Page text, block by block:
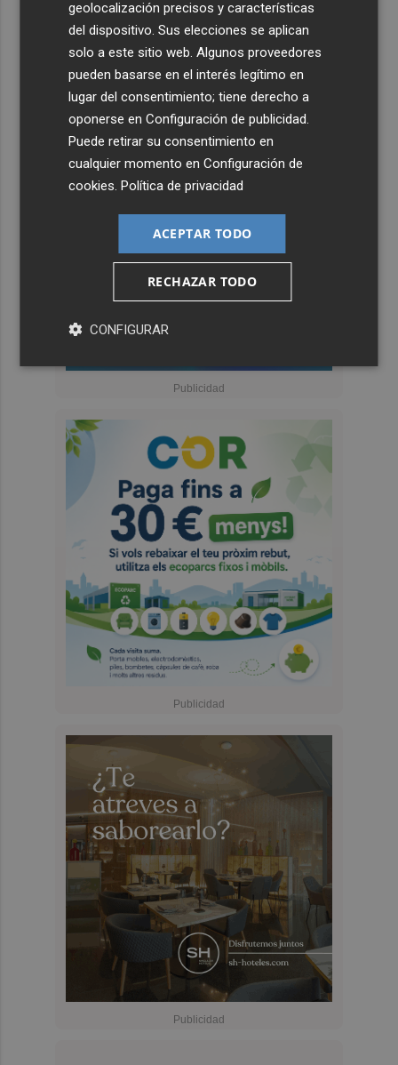
geolocalización precisos y características
del dispositivo. Sus elecciones se aplican
solo a este sitio web. Algunos proveedores
pueden basarse en el interés legítimo en
lugar del consentimiento; tiene derecho a
oponerse enConfiguración de publicidad.
Puede retirar su consentimiento en
cualquier momento enConfiguración de
cookies.Política de privacidad
ACEPTAR TODO
RECHAZAR TODO
CONFIGURAR